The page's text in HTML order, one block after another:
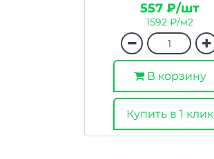
557 ₽/шт
1592 ₽/м2
В корзину
Купить в 1 клик